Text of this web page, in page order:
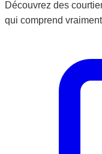
Découvrez des
qui comprend